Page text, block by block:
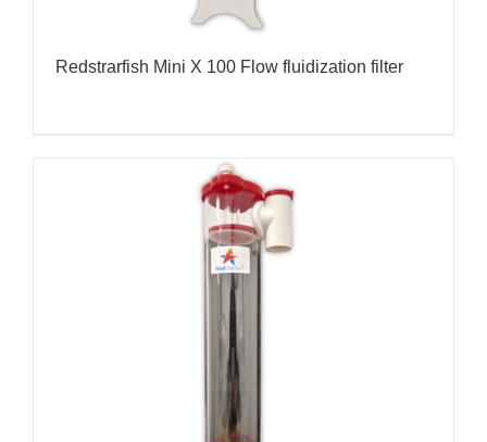
Redstrarfish Mini X 100 Flow fluidization filter